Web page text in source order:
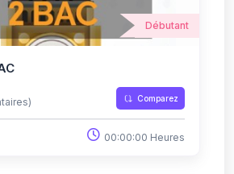
Débutant
Comparez
00:00:00 Heures